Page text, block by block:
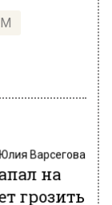
Юлия Варсегова
на
грозить